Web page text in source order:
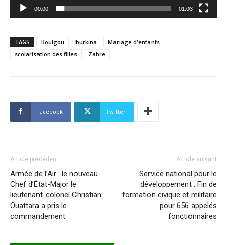
00:00 01:03
TAGS Boulgou burkina
Mariage d'enfants
scolarisation des filles
Zabre
Facebook Twitter
Article précédent
Armée de l’Air : le nouveau
Chef d’État-Major le
lieutenant-colonel Christian
Ouattara a pris le
commandement
Article suivant
Service national pour le
développement : Fin de
formation civique et militaire
pour 656 appelés
fonctionnaires